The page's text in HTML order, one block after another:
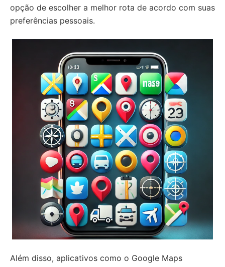
opção de escolher a melhor rota de acordo com suas
preferências pessoais.
Além disso, aplicativos como o Google Maps